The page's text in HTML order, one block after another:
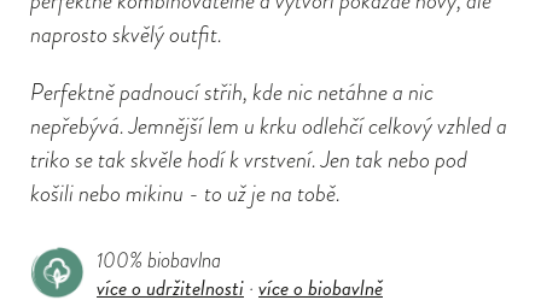
naprosto skvělý outfit.
Perfektně padnoucí střih, kde nic netáhne a nic
nepřebývá. Jemnější lem u krku odlehčí celkový vzhled a
triko se tak skvěle hodí k vrstvení. Jen tak nebo pod
košili nebo mikinu - to už je na tobě.
100% biobavlna
více o udržitelnosti · více o biobavlně